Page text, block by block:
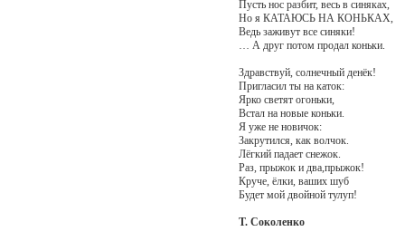
Пусть нос разбит, весь в синяках,
Но я КАТАЮСЬ НА КОНЬКАХ,
Ведь заживут все синяки!
… А друг потом продал коньки.
Здравствуй, солнечный денёк!
Пригласил ты на каток:
Ярко светят огоньки,
Встал на новые коньки.
Я уже не новичок:
Закрутился, как волчок.
Лёгкий падает снежок.
Раз, прыжок и два,прыжок!
Круче, ёлки, ваших шуб
Будет мой двойной тулуп!
Т. Соколенко